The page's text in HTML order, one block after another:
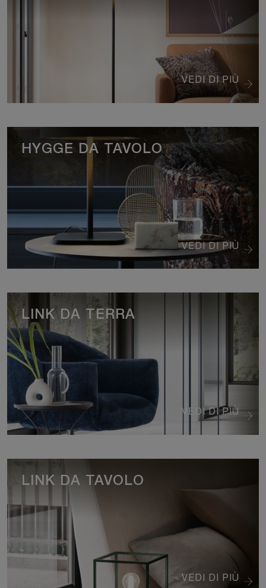
VEDI DI PIÙ
VEDI DI PIÙ
HYGGE DA TAVOLO
VEDI DI PIÙ
LINK DA TERRA
VEDI DI PIÙ
LINK DA TAVOLO